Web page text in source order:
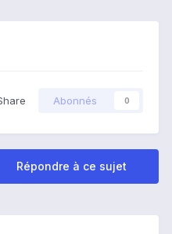
Abonnés 0
Répondre à ce sujet